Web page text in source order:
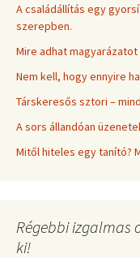
A családállítás egy
szerepben.
Mire adhat
Nem kell, hogy ennyire
Társkeresős sztori –
A sors állandóan
Mitől hiteles egy tanító?
Régebbi izgalmas
ki!